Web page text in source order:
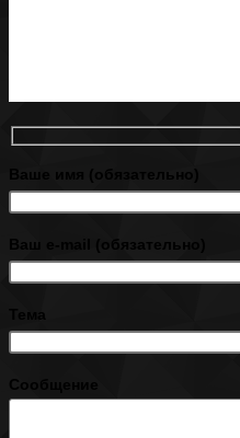
Ваш e-mail (обязательно)
Тема
Сообщение